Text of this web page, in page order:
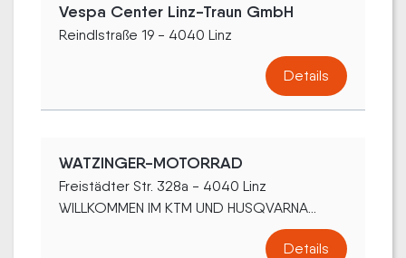
Vespa Center Linz-Traun GmbH
Reindlstraße 19 - 4040 Linz
Details
WATZINGER-MOTORRAD
Freistädter Str. 328a - 4040 Linz
WILLKOMMEN IM KTM UND HUSQVARNA...
Details